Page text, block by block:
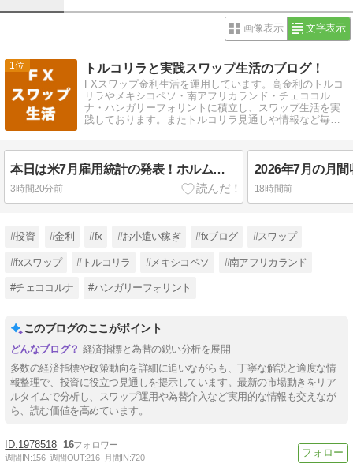
画像表示 文字表示
1 トルコリラと実践スワップ生活のブログ！
FXスワップ金利生活を運用しています。高金利のトルコ
リラやメキシコペソ・南アフリカランド・チェココル
ナ・ハンガリーフォリントに積立し、スワップ生活を実
践しております。またトルコリラ見通しや情報など毎日
本日は米7月雇用統計の発表！ホルムズ海峡の航行正常化期待が後退！
3時間20分前
2026年7月の月
18時間前
#投資 #金利 #fx #お小遣い稼ぎ #fxブログ #スワップ
#fxスワップ #トルコリラ #メキシコペソ #南アフリカランド
#チェココルナ #ハンガリーフォリント
このブログのここがポイント
経済指標と為替の鋭い分析を展開
多数の経済指標や政策動向を詳細に追いながらも、丁寧な解説と適度な情
報整理で、投資に役立つ見通しを提示しています。最新の市場動きをリア
ルタイムで分析し、スワップ運用や為替介入など実用的な情報も交えなが
ら、読む価値を高めています。
1978518 16
週間IN:156 週間OUT:216 月間IN:720